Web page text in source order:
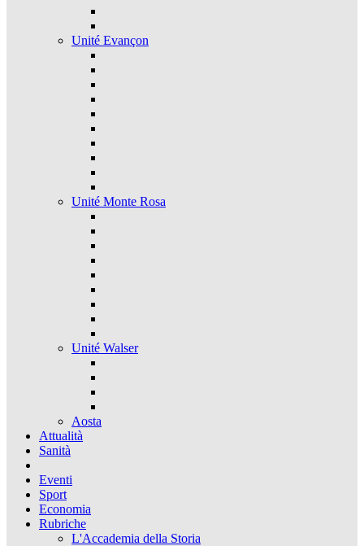
Unité Evançon
Unité Monte Rosa
Unité Walser
Aosta
Attualità
Sanità
Eventi
Sport
Economia
Rubriche
L'Accademia della Storia